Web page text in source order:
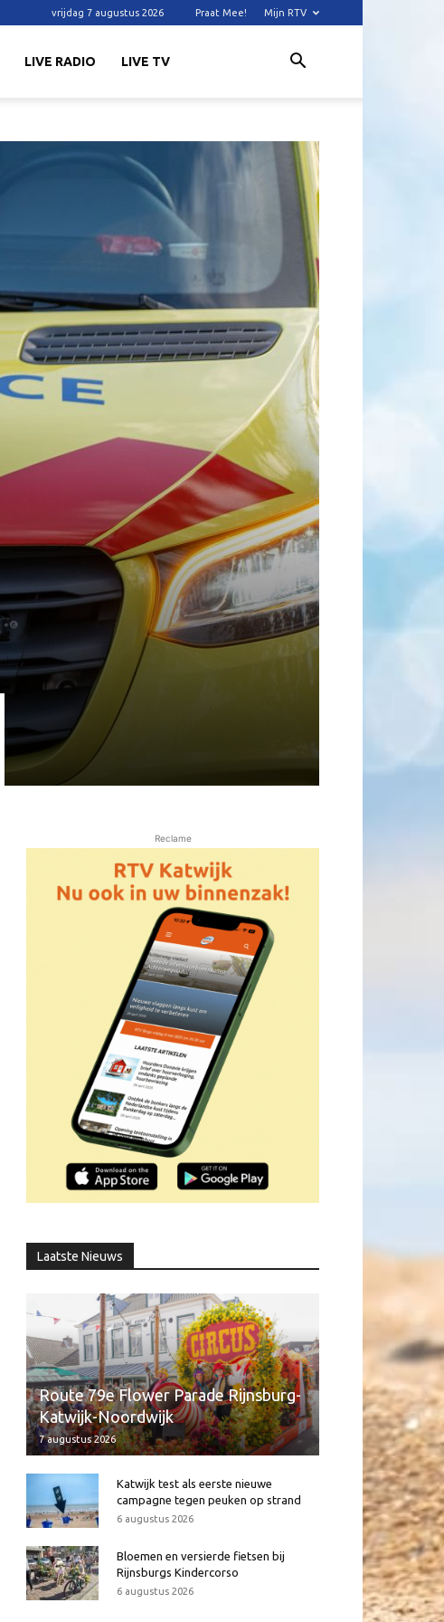
vrijdag 7 augustus 2026 Praat Mee! Mijn RTV
LIVE RADIO LIVE TV
Reclame
Laatste Nieuws
Route 79e Flower Parade Rijnsburg-
Katwijk-Noordwijk
7 augustus 2026
Katwijk test als eerste nieuwe
campagne tegen peuken op strand
6 augustus 2026
Bloemen en versierde fietsen bij
Rijnsburgs Kindercorso
6 augustus 2026